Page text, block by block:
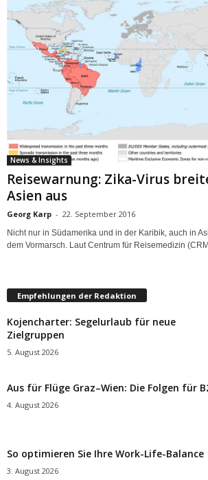
News & Insights
Reisewarnung: Zika-Virus
Asien aus
Georg Karp - 22. September 2016
Nicht nur in Südamerika und in der Karibik, auch in
dem Vormarsch. Laut Centrum für Reisemedizin
Empfehlungen der Redaktion
Kojencharter: Segelurlaub für neue
Zielgruppen
5. August 2026
Aus für Flüge Graz–Wien: Die Folgen für
4. August 2026
So optimieren Sie Ihre Work-Life-Balance
3. August 2026